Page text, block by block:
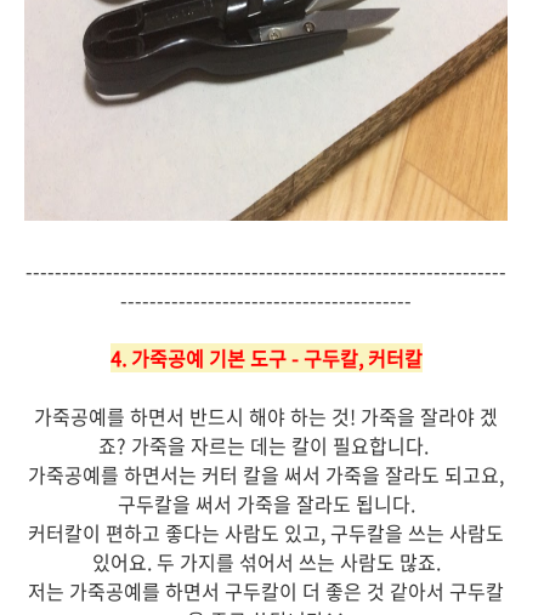
------------------------------------------------------------------
----------------------------------------
4. 가죽공예 기본 도구 - 구두칼, 커터칼
가죽공예를 하면서 반드시 해야 하는 것! 가죽을 잘라야 겠
죠? 가죽을 자르는 데는 칼이 필요합니다.
가죽공예를 하면서는 커터 칼을 써서 가죽을 잘라도 되고요,
구두칼을 써서 가죽을 잘라도 됩니다.
커터칼이 편하고 좋다는 사람도 있고, 구두칼을 쓰는 사람도
있어요. 두 가지를 섞어서 쓰는 사람도 많죠.
저는 가죽공예를 하면서 구두칼이 더 좋은 것 같아서 구두칼